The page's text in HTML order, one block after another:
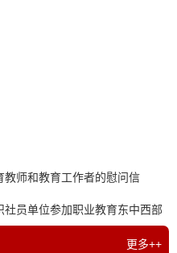
师和教育工作者的慰问信
员单位参加职业教育东中西部
更多++